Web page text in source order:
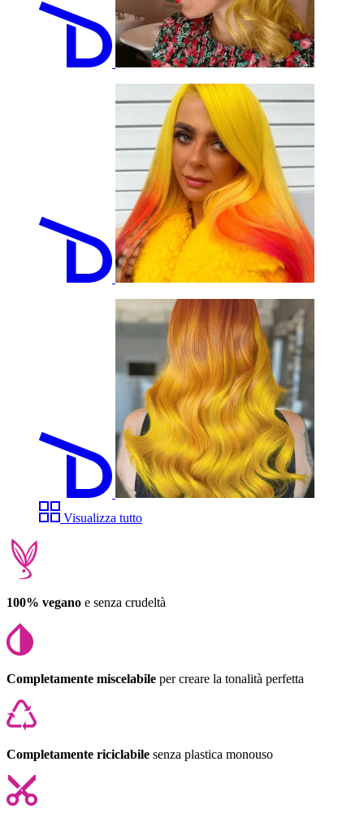
Visualizza tutto
100% vegano e senza crudeltà
Completamente miscelabile per creare la tonalità perfetta
Completamente riciclabile senza plastica monouso